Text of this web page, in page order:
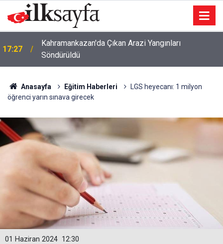
17:27
Kahramankazan'da Çıkan Arazi Yangınları
Söndürüldü
Anasayfa Eğitim Haberleri
LGS heyecanı: 1 milyon
öğrenci yarın sınava girecek
12:30
01 Haziran 2024